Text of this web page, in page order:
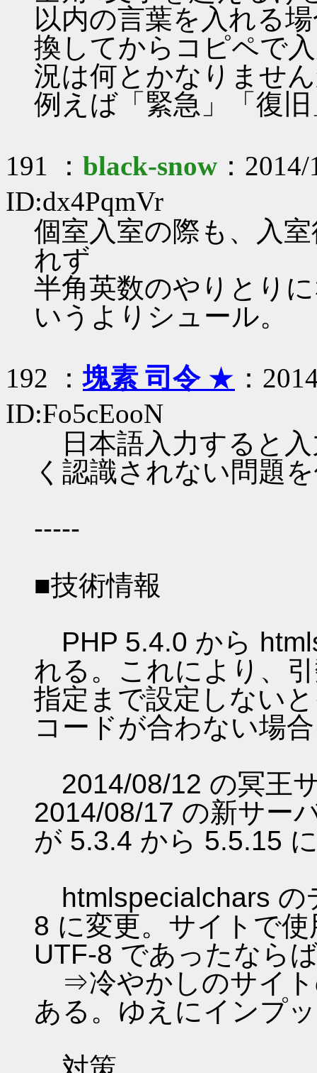
以内の言葉を入れる
換してからコピペで
況は何とかなりませ
例えば「緊急」「復
191 ： black-snow ：
ID:dx4PqmVr
個室入室の際も、入
れず
半角英数のやりとり
いうよりシュール。
192 ：塊素 司令★ ：
ID:Fo5cEooN
日本語入力すると入
く認識されない問題
-----
■技術情報
PHP 5.4.0 から
れる。これにより、
指定まで設定しない
コードが合わない場
2014/08/12 の冥王
2014/08/17 の新サー
が 5.3.4 から 5.5.15
htmlspecialchars の
8 に変更。サイトで
UTF-8 であったなら
⇒冷やかしのサイト
ある。ゆえにインプ